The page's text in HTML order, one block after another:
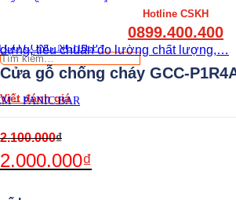
GỖ CÔNG NGHIỆP
– PANIC BAR
Hotline CSKH
0899.400.400
Tìm
kiếm:
Cửa gỗ chống cháy GCC-
Viết đánh giá
2.100.000₫
2.000.000₫